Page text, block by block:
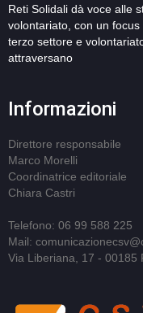
Reti Solidali dà voce alle
volontariato, con un
terzo settore e
attraversano
Informazioni
Direttore responsabile
Marco Morelli
Coordinatrice editoriale
Chiara Castri
Telefono: 06 99 588 225
Mail:
Via Liberiana, 17 - 00185